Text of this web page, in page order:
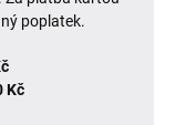
poplatek.
Kč